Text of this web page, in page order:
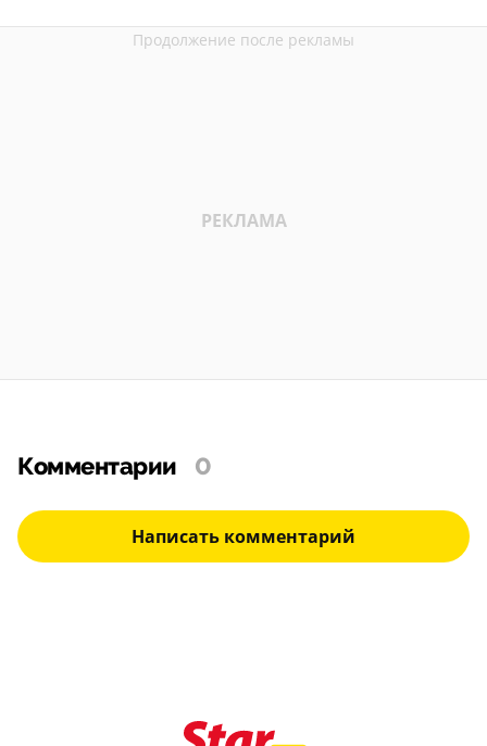
Комментарии 0
Написать комментарий